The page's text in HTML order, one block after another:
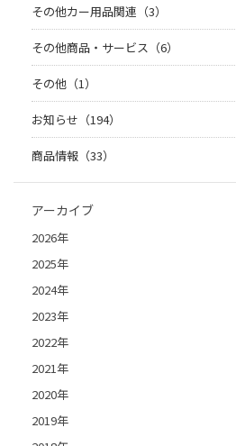
その他カー用品関連（3）
その他商品・サービス（6）
その他（1）
お知らせ（194）
商品情報（33）
アーカイブ
2026年
2025年
2024年
2023年
2022年
2021年
2020年
2019年